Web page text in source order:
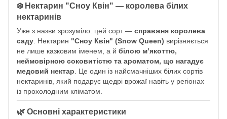
❄️ Нектарин "Сноу Квін" — королева білих
нектаринів
Уже з назви зрозуміло: цей сорт — справжня королева
саду . Нектарин "Сноу Квін" (Snow Queen) вирізняється
не лише казковим іменем, а й білою м’якоттю,
неймовірною соковитістю та ароматом, що нагадує
медовий нектар . Це один із найсмачніших білих сортів
нектаринів, який подарує щедрі врожаї навіть у регіонах
із прохолодним кліматом.
🌿 Основні характеристики